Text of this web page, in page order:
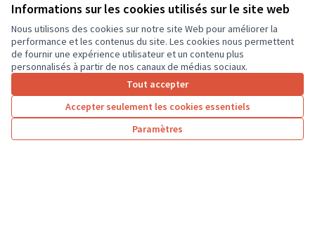
Informations sur les cookies utilisés sur le site web
Nous utilisons des cookies sur notre site Web pour améliorer la
performance et les contenus du site. Les cookies nous permettent
de fournir une expérience utilisateur et un contenu plus
personnalisés à partir de nos canaux de médias sociaux.
Tout accepter
Accepter seulement les cookies essentiels
Paramètres
grand...
Solidarité et développement local Chinon
Résultats par page : 50
1 2 3 4